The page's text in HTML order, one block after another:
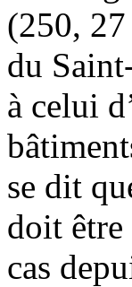
(250,
du
à celui
se dit
doit être
cas